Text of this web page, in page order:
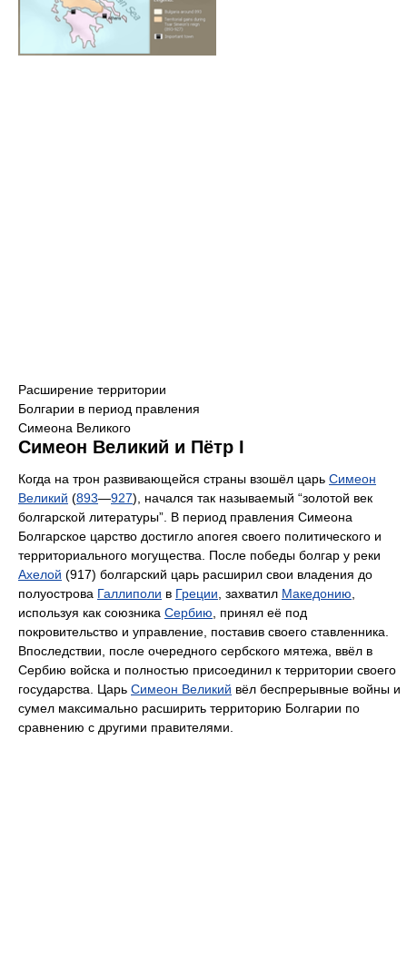
Расширение территории
Болгарии в период правления
Симеона Великого
Симеон Великий и Пётр I
Когда на трон развивающейся страны взошёл царь Симеон
Великий (893—927), начался так называемый “золотой век
болгарской литературы”. В период правления Симеона
Болгарское царство достигло апогея своего политического и
территориального могущества. После победы болгар у реки
Ахелой (917) болгарский царь расширил свои владения до
полуострова Галлиполи в Греции , захватил Македонию
используя как союзника Сербию , принял её под
покровительство и управление, поставив своего ставленника.
Впоследствии, после очередного сербского мятежа, ввёл в
Сербию войска и полностью присоединил к территории своего
государства. Царь Симеон Великий вёл беспрерывные войны и
сумел максимально расширить территорию Болгарии по
сравнению с другими правителями.